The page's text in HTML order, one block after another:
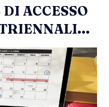
ACCESSO